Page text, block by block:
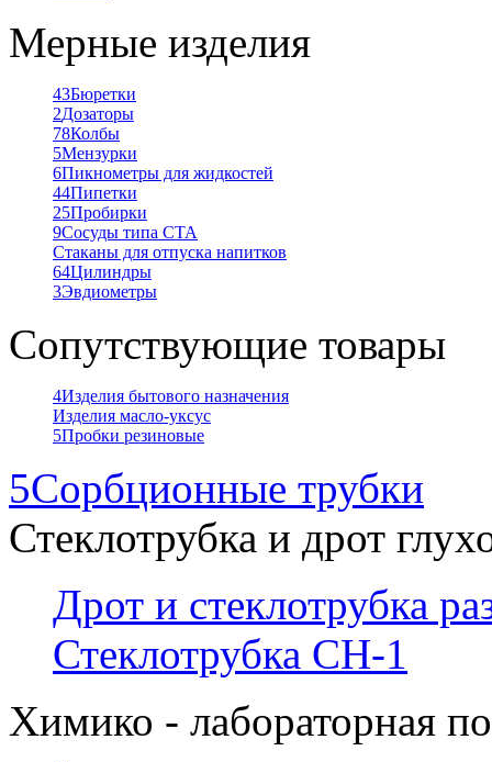
Мерные изделия
43Бюретки
2Дозаторы
78Колбы
5Мензурки
6Пикнометры для жидкостей
44Пипетки
25Пробирки
9Сосуды типа СТА
Стаканы для отпуска напитков
64Цилиндры
3Эвдиометры
Сопутствующие товары
4Изделия бытового назначения
Изделия масло-уксус
5Пробки резиновые
5Сорбционные трубки
Стеклотрубка и дрот
Дрот и стеклотрубка
Стеклотрубка СН-1
Химико - лабораторная